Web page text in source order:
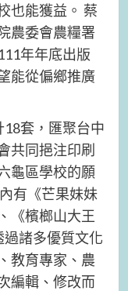
也能獲益。 蔡
農委會農糧署
年年底出版
能從偏鄉推廣
套，匯聚台中
共同挹注印刷
龜區學校的願
有《芒果妹妹
《檳榔山大王
諸多優質文化
教育專家、農
編輯、修改而